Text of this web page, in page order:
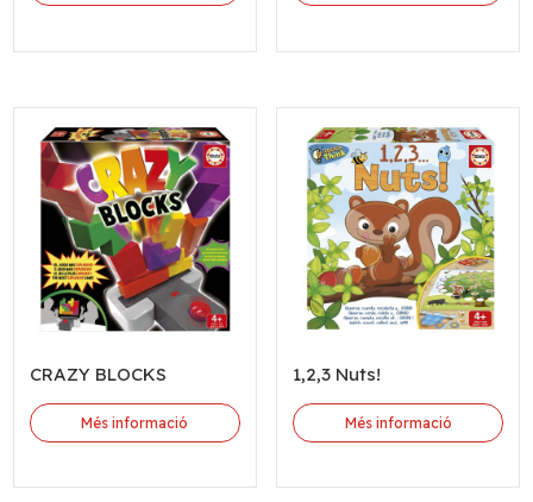
CRAZY BLOCKS
Més informació
1,2,3 Nuts!
Més informació